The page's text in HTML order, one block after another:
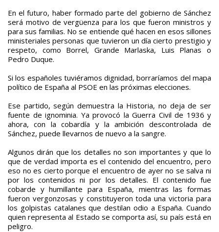
En el futuro, haber formado parte del gobierno de Sánchez
será motivo de vergüenza para los que fueron ministros y
para sus familias. No se entiende qué hacen en esos sillones
ministeriales personas que tuvieron un día cierto prestigio y
respeto, como Borrel, Grande Marlaska, Luis Planas o
Pedro Duque.
Si los españoles tuviéramos dignidad, borraríamos del mapa
político de España al PSOE en las próximas elecciones.
Ese partido, según demuestra la Historia, no deja de ser
fuente de ignominia. Ya provocó la Guerra Civil de 1936 y
ahora, con la cobardía y la ambición descontrolada de
Sánchez, puede llevarnos de nuevo a la sangre.
Algunos dirán que los detalles no son importantes y que lo
que de verdad importa es el contenido del encuentro, pero
eso no es cierto porque el encuentro de ayer no se salva ni
por los contenidos ni por los detalles. El contenido fue
cobarde y humillante para España, mientras las formas
fueron vergonzosas y constituyeron toda una victoria para
los golpistas catalanes que destilan odio a España. Cuando
quien representa al Estado se comporta así, su país está en
peligro.